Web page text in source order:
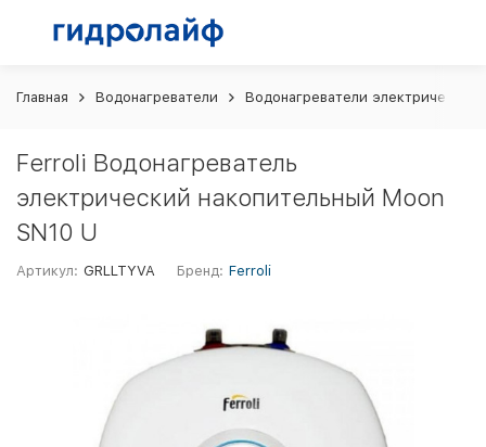
Главная Водонагреватели Водонагреватели электрические
Ferroli Водонагреватель
электрический накопительный Moon
SN10 U
Артикул: GRLLTYVA Бренд: Ferroli